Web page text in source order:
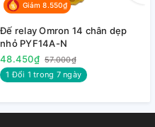
Giảm 8.550₫
Đế relay Omron 14 chân dẹp
nhỏ PYF14A-N
48.450₫ 57.000₫
1 Đổi 1 trong 7 ngày